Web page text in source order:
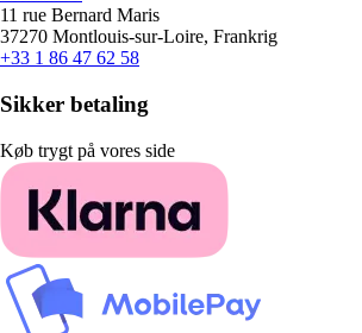
11 rue Bernard Maris
37270 Montlouis-sur-Loire, Frankrig
+33 1 86 47 62 58
Sikker betaling
Køb trygt på vores side